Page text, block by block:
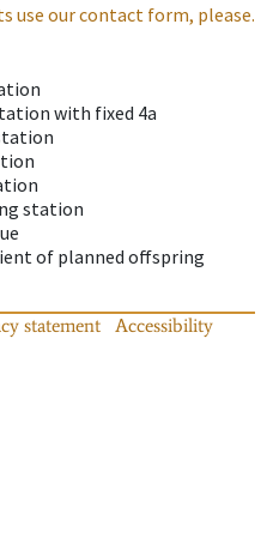
use our contact form, please.
with fixed 4a
station
of planned offspring
statement
Accessibility